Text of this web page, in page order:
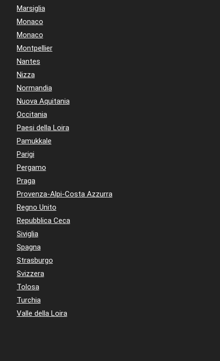
Marsiglia
Monaco
Monaco
Montpellier
Nantes
Nizza
Normandia
Nuova Aquitania
Occitania
Paesi della Loira
Pamukkale
Parigi
Pergamo
Praga
Provenza-Alpi-Costa Azzurra
Regno Unito
Repubblica Ceca
Siviglia
Spagna
Strasburgo
Svizzera
Tolosa
Turchia
Valle della Loira